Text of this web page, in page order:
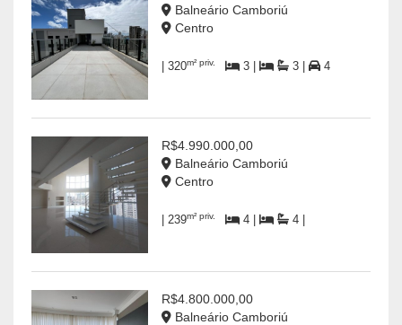
Balneário Camboriú
Centro
| 320m² priv. 3 | 3 | 4
R$4.990.000,00
Balneário Camboriú
Centro
| 239m² priv. 4 | 4 |
R$4.800.000,00
Balneário Camboriú